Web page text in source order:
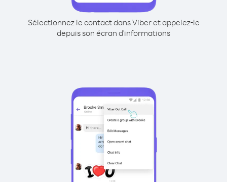
Sélectionnez le contact dans Viber et appelez-le
depuis son écran d'informations